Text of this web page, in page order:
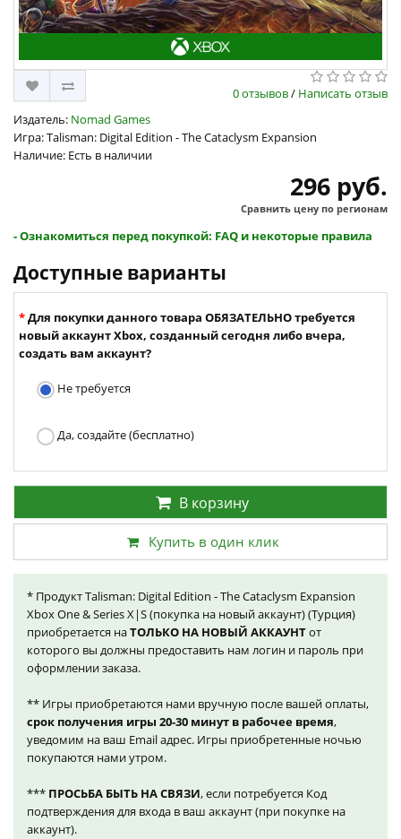
0 отзывов/ Написать отзыв
Издатель: Nomad Games
Игра: Talisman: Digital Edition - The Cataclysm Expansion
Наличие: Есть в наличии
296 руб.
Сравнить цену по регионам
- Ознакомиться перед покупкой: FAQ и некоторые правила
Доступные варианты
Для покупки данного товара ОБЯЗАТЕЛЬНО требуется
новый аккаунт Xbox, созданный сегодня либо вчера,
создать вам аккаунт?
Не требуется
Да, создайте (бесплатно)
В корзину
Купить в один клик
* Продукт Talisman: Digital Edition - The Cataclysm Expansion
Xbox One & Series X|S (покупка на новый аккаунт) (Турция)
приобретается наТОЛЬКО НА НОВЫЙ АККАУНТот
которого вы должны предоставить нам логин и пароль при
оформлении заказа.
** Игры приобретаются нами вручную после вашей оплаты,
срок получения игры 20-30 минут в рабочее время,
уведомим на ваш Email адрес. Игры приобретенные ночью
покупаются нами утром.
*** ПРОСЬБА БЫТЬ НА СВЯЗИ, если потребуется Код
подтверждения для входа в ваш аккаунт (при покупке на
аккаунт).